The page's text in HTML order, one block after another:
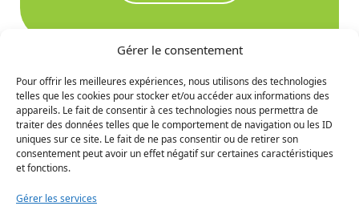
Gérer le consentement
Pour offrir les meilleures expériences, nous utilisons des technologies
telles que les cookies pour stocker et/ou accéder aux informations des
appareils. Le fait de consentir à ces technologies nous permettra de
traiter des données telles que le comportement de navigation ou les ID
uniques sur ce site. Le fait de ne pas consentir ou de retirer son
consentement peut avoir un effet négatif sur certaines caractéristiques
et fonctions.
Gérer les services
Ne manquez rien des
prochaines nouvelles